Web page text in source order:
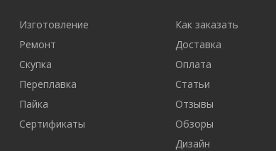
Изготовление
Ремонт
Скупка
Переплавка
Пайка
Сертификаты
Как заказать
Доставка
Оплата
Статьи
Отзывы
Обзоры
Дизайн